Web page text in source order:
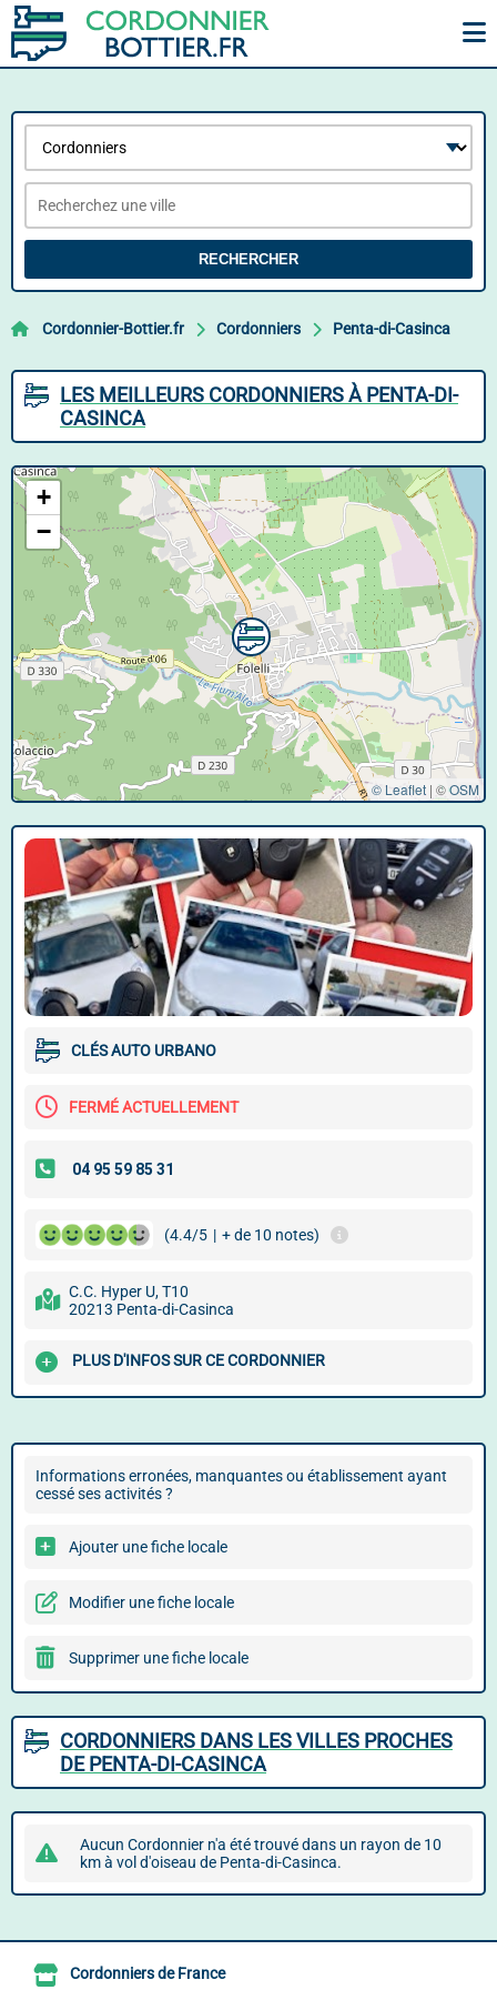
RECHERCHER
Cordonnier-Bottier.fr Cordonniers Penta-di-Casinca
LES MEILLEURS CORDONNIERS À PENTA-DI-
CASINCA
+
−
© Leaflet | ©OSM
CLÉS AUTO URBANO
FERMÉ ACTUELLEMENT
(4.4/5 | + de 10 notes)
C.C. Hyper U, T10
20213 Penta-di-Casinca
PLUS D'INFOS SUR CE CORDONNIER
Informations erronées, manquantes ou établissement ayant
cessé ses activités ?
Ajouter une fiche locale
Modifier une fiche locale
Supprimer une fiche locale
CORDONNIERS DANS LES VILLES PROCHES
DE PENTA-DI-CASINCA
Aucun Cordonnier n'a été trouvé dans un rayon de 10
km à vol d'oiseau de Penta-di-Casinca.
Cordonniers de France